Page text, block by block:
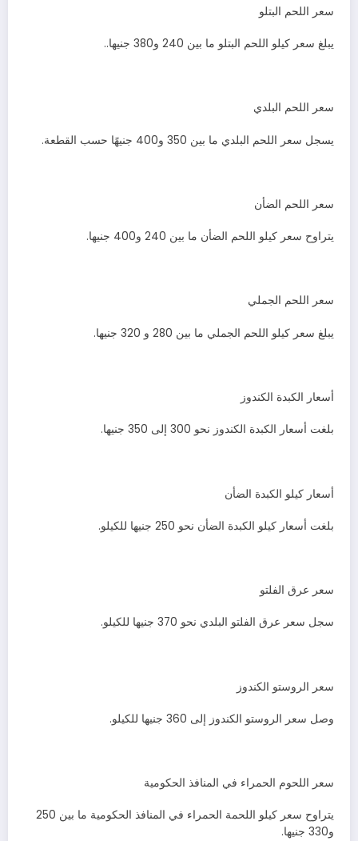
سعر اللحم البتلو
يبلغ سعر كيلو اللحم البتلو ما بين 240 و380 جنيها..
سعر اللحم البلدي
يسجل سعر اللحم البلدي ما بين 350 و400 جنيهًا حسب القطعة.
سعر اللحم الضأن
يتراوح سعر كيلو اللحم الضأن ما بين 240 و400 جنيها.
سعر اللحم الجملي
يبلغ سعر كيلو اللحم الجملي ما بين 280 و 320 جنيها.
أسعار الكبدة الكندوز
بلغت أسعار الكبدة الكندوز نحو 300 إلى 350 جنيها.
أسعار كيلو الكبدة الضأن
بلغت أسعار كيلو الكبدة الضأن نحو 250 جنيها للكيلو.
سعر عرق الفلتو
سجل سعر عرق الفلتو البلدي نحو 370 جنيها للكيلو.
سعر الروستو الكندوز
وصل سعر الروستو الكندوز إلى 360 جنيها للكيلو.
سعر اللحوم الحمراء في المنافذ الحكومية
يتراوح سعر كيلو اللحمة الحمراء في المنافذ الحكومية ما بين 250
و330 جنيها.